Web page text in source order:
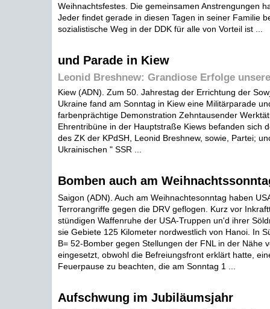
Weihnachtsfestes. Die gemeinsamen Anstrengungen
Jeder findet gerade in diesen Tagen in seiner Familie
sozialistische Weg in der DDK für alle von Vorteil ist ...
und Parade in Kiew
Leonid Breshnew: Grandiose Erfolge
Kiew (ADN). Zum 50. Jahrestag der Errichtung der
Ukraine fand am Sonntag in Kiew eine Militärparade
farbenprächtige Demonstration Zehntausender
Ehrentribüne in der Hauptstraße Kiews befanden sich
des ZK der KPdSH, Leonid Breshnew, sowie, Partei;
Ukrainischen " SSR ...
Bomben auch am
Saigon (ADN). Auch am Weihnachtesonntag haben
Terrorangriffe gegen die DRV geflogen. Kurz vor
stündigen Waffenruhe der USA-Truppen un'd ihrer
sie Gebiete 125 Kilometer nordwestlich von Hanoi. In
B= 52-Bomber gegen Stellungen der FNL in der Nähe
eingesetzt, obwohl die Befreiungsfront erklärt hatte,
Feuerpause zu beachten, die am Sonntag 1 ...
Aufschwung im Jubiläumsjahr